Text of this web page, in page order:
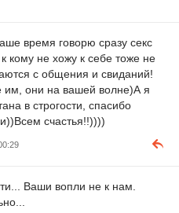
время говорю сразу секс
кому не хожу к себе тоже не
с общения и свиданий!
они на вашей волне)А я
в строгости, спасибо
счастья!!))))
Ваши вопли не к нам.